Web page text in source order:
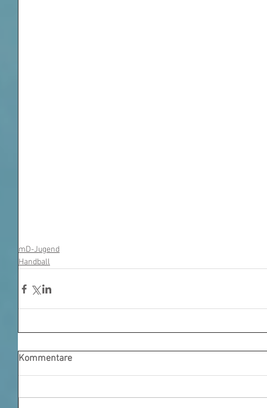
mD-Jugend
Handball
Kommentare